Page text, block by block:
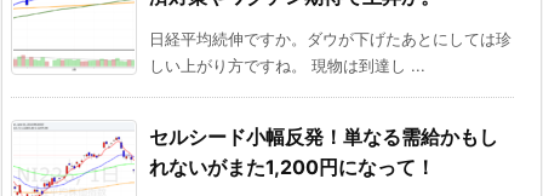
日経平均続伸ですか。ダウが下げたあとにしては珍
しい上がり方ですね。 現物は到達し ...
セルシード小幅反発！単なる需給かもし
れないがまた1,200円になって！